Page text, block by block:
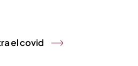
el covid